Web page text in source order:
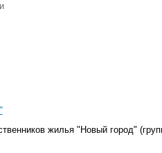
жилья "Новый город"